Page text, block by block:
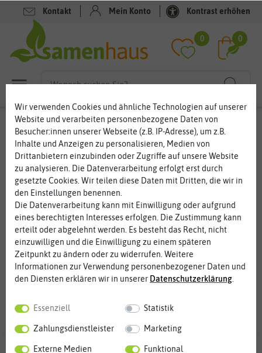
Kontakt Mein Konto Kontrast erhöhen
0 0
Feldsalat – ein Wintergemüse mit viel
Geschmack
Feldsalat kommt erst im Sommer in den Boden und wird im
Herbst/Winter geerntet. Das leckere Wintergemüse punktet mit
viel Vitamin C. Das macht die kleinen Salatblättchen ideal für
eine Kur fürs Immunsystem. Viel Ansprüche stellt der Feldsalat
nicht an Boden und Standort. Sie können das Gemüse also gut im
Garten anpflanzen. Die winterharten Pflanzen können Sie je
nach Sorte bis weit in den Winter ernten.
55 Ergebnisse gefunden in Feldsalatsamen
Filter
Wir verwenden Cookies und ähnliche Technologien auf unserer
Website und verarbeiten personenbezogene Daten von
Besucher:innen unserer Webseite (z.B. IP-Adresse), um z.B.
Inhalte und Anzeigen zu personalisieren, Medien von
Drittanbietern einzubinden oder Zugriffe auf unsere Website
zu analysieren. Die Datenverarbeitung erfolgt erst durch
gesetzte Cookies. Wir teilen diese Daten mit Dritten, die wir in
den Einstellungen benennen.
Die Datenverarbeitung kann mit Einwilligung oder aufgrund
eines berechtigten Interesses erfolgen. Die Zustimmung kann
erteilt oder abgelehnt werden. Es besteht das Recht, nicht
einzuwilligen und die Einwilligung zu einem späteren
Zeitpunkt zu ändern oder zu widerrufen. Weitere
Informationen zur Verwendung personenbezogener Daten und
den Diensten erklären wir in unserer Daten­schutz­erklärung.
Essenziell Statistik
Zahlungsdienstleister Marketing
Externe Medien Funktional